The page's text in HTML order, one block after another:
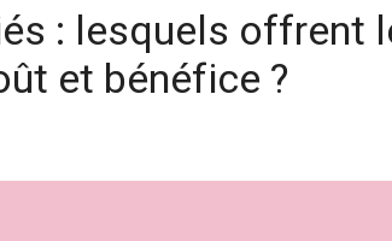
: lesquels offrent
et bénéfice ?